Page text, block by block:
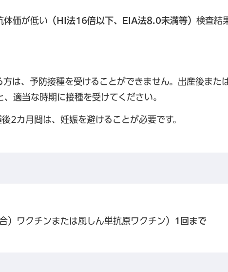
体価が低い （HI法16倍以下、EIA法8.0未満等） 検査結
は、予防接種を受けることができません。出産後また
適当な時期に接種を受けてください。
2カ月間は、妊娠を避けることが必要です。
）ワクチンまたは風しん単抗原ワクチン） 1回まで